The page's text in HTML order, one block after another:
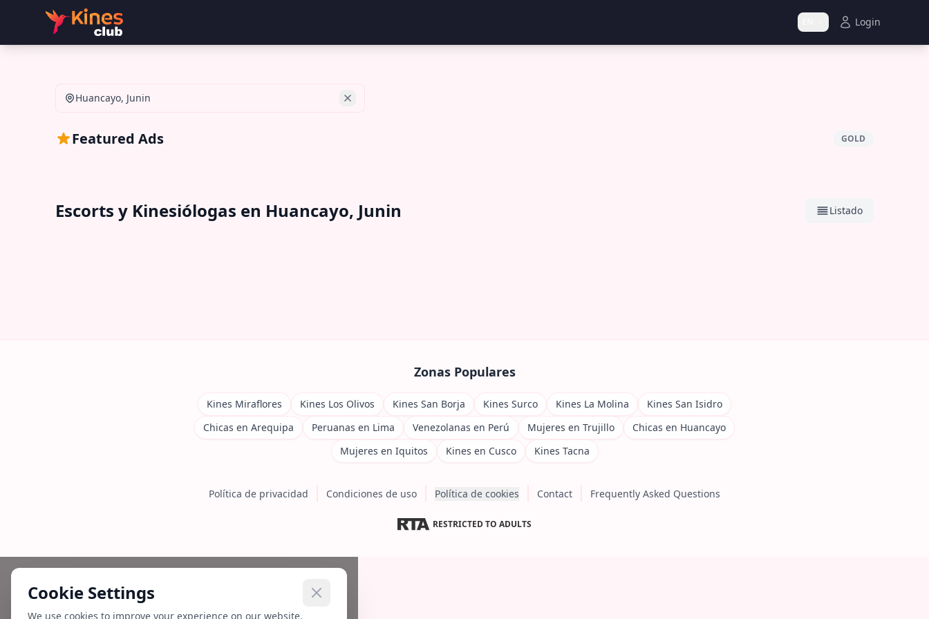
Login
Huancayo, Junin
Featured Ads GOLD
Escorts y Kinesiólogas en Huancayo, Junin Listado
Zonas Populares
Kines Miraflores Kines Los Olivos Kines San Borja Kines Surco Kines La Molina
Kines San Isidro
Chicas en Arequipa
Peruanas en Lima Venezolanas en Perú Mujeres en Trujillo
Chicas en Huancayo
Mujeres en Iquitos
Kines en Cusco Kines Tacna
Política de privacidad Condiciones de uso Política de cookies Contact Frequently Asked Questions
RESTRICTED TO ADULTS
Cookie Settings
We use cookies to improve your experience on our website.